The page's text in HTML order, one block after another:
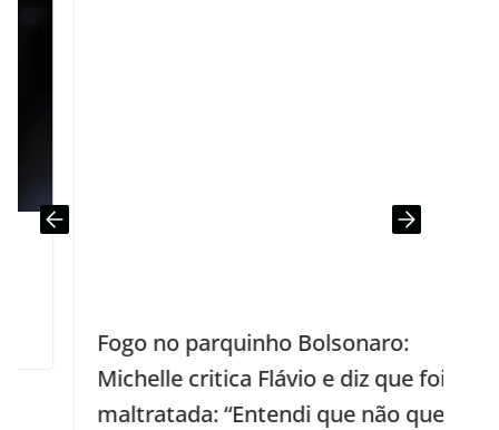
Fogo no parquinho Bolsonaro:
Michelle critica Flávio e diz que foi
maltratada: “Entendi que não queria